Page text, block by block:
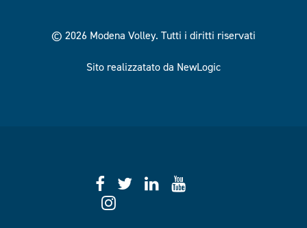
© 2026 Modena Volley. Tutti i diritti riservati
Sito realizzatato da NewLogic